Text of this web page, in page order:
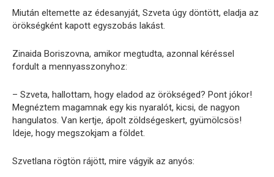
Miután eltemette az édesanyját, Szveta úgy döntött, eladja az
örökségként kapott egyszobás lakást.
Zinaida Boriszovna, amikor megtudta, azonnal kéréssel
fordult a mennyasszonyhoz:
– Szveta, hallottam, hogy eladod az örökséged? Pont jókor!
Megnéztem magamnak egy kis nyaralót, kicsi, de nagyon
hangulatos. Van kertje, ápolt zöldségeskert, gyümölcsös!
Ideje, hogy megszokjam a földet.
Szvetlana rögtön rájött, mire vágyik az anyós: